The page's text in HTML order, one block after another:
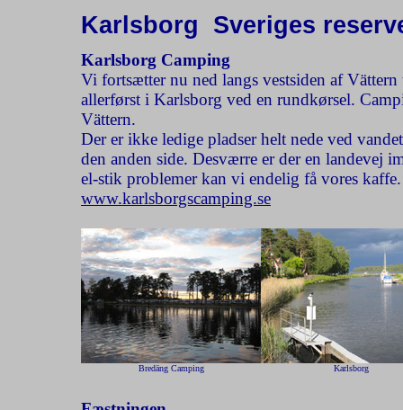
Karlsborg  Sveriges
Karlsborg Camping
Vi fortsætter nu ned langs vestsiden af
allerførst i Karlsborg ved en rundkørsel.
Vättern.
Der er ikke ledige pladser helt nede ved
den anden side. Desværre er der en landevej
el-stik problemer kan vi endelig få vores
www.karlsborgscamping.se
Bredäng Camping Karlsborg